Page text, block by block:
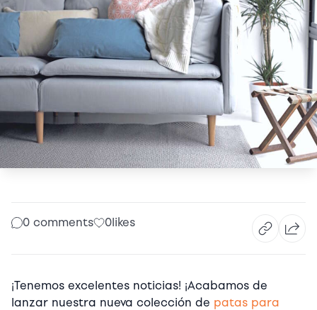
0 comments 0likes
¡Tenemos excelentes noticias! ¡Acabamos de
lanzar nuestra nueva colección de patas para